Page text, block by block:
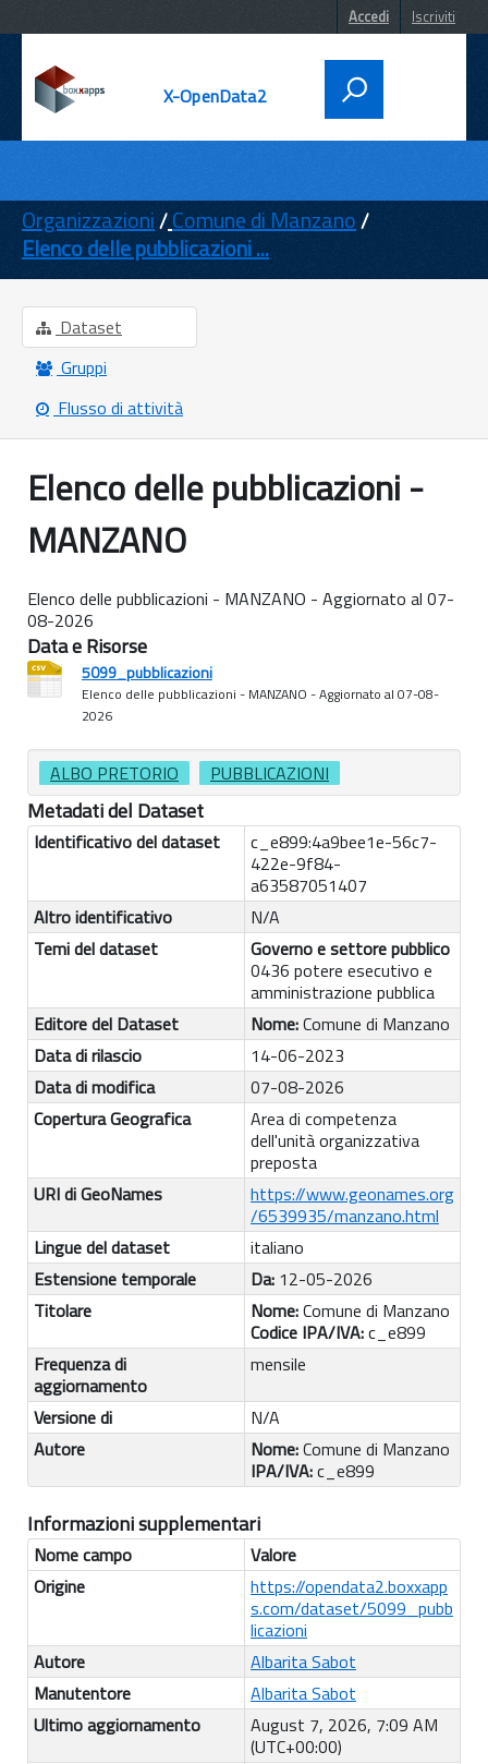
Accedi Iscriviti
X-OpenData2
ENTI
TEMI
INFORMAZIONI
Organizzazioni Comune di Manzano
Elenco delle pubblicazioni ...
Dataset
Gruppi
Flusso di attività
Elenco delle pubblicazioni -
MANZANO
Elenco delle pubblicazioni - MANZANO - Aggiornato al 07-
08-2026
Data e Risorse
5099_pubblicazioni
Elenco delle pubblicazioni - MANZANO - Aggiornato al 07-08-
2026
ALBO PRETORIO PUBBLICAZIONI
Metadati del Dataset
Identificativo del dataset
c_e899:4a9bee1e-56c7-
422e-9f84-
a63587051407
Altro identificativo
N/A
Temi del dataset
Governo e settore pubblico
0436 potere esecutivo e
amministrazione pubblica
Editore del Dataset
Nome:Comune di Manzano
Data di rilascio
14-06-2023
Data di modifica
07-08-2026
Copertura Geografica
Area di competenza
dell'unità organizzativa
preposta
URI di GeoNames
https://www.geonames.org
/6539935/manzano.html
Lingue del dataset
italiano
Estensione temporale
Da: 12-05-2026
Titolare
Nome:Comune di Manzano
Codice IPA/IVA:c_e899
Frequenza di
aggiornamento
mensile
Versione di
N/A
Autore
Nome:Comune di Manzano
IPA/IVA:c_e899
Informazioni supplementari
Nome campo
Valore
Origine
https://opendata2.boxxapp
s.com/dataset/5099_pubb
licazioni
Autore
Albarita Sabot
Manutentore
Albarita Sabot
Ultimo aggiornamento
August 7, 2026, 7:09 AM
(UTC+00:00)